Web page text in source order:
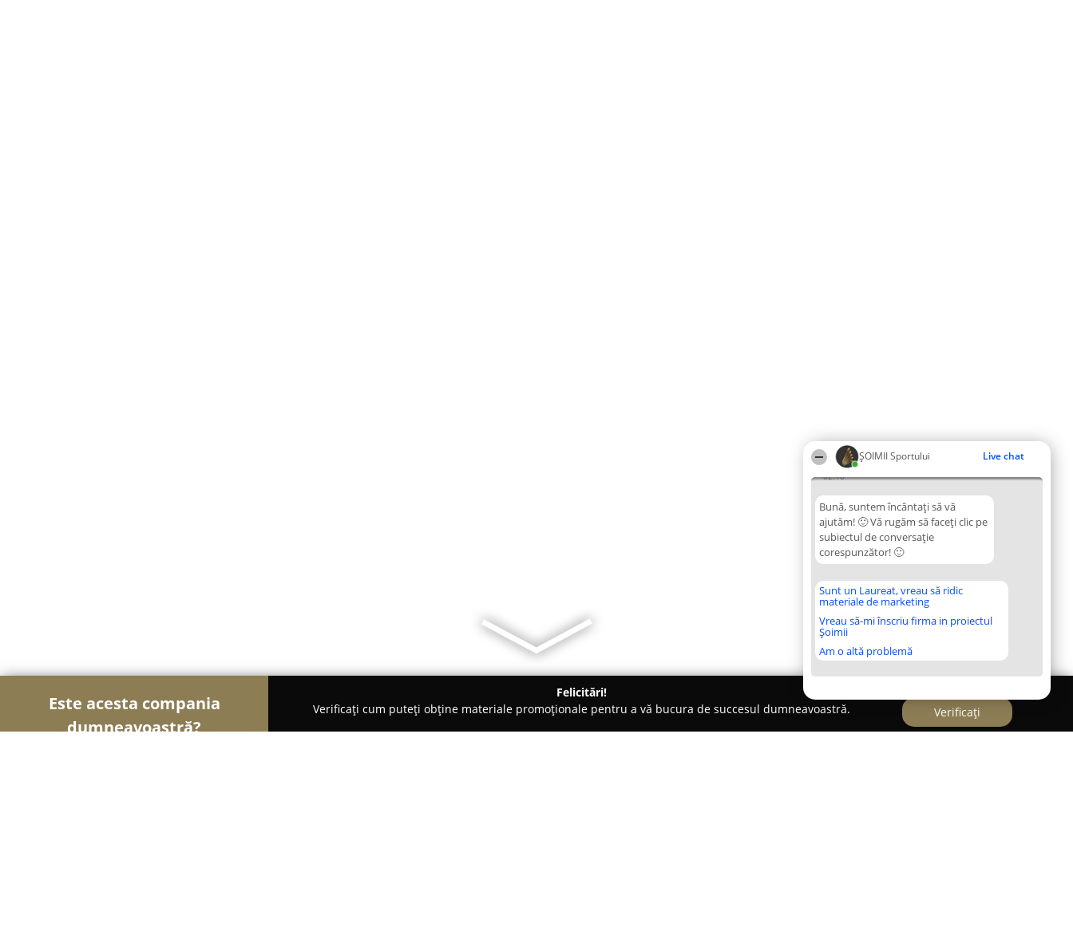
ȘOIMII Sportului Live chat
02:10
Bună, suntem încântați să vă
ajutăm! 🙂 Vă rugăm să faceți clic pe
subiectul de conversație
corespunzător! 🙂
Sunt un Laureat, vreau să ridic
materiale de marketing
Vreau să-mi înscriu firma in proiectul
Șoimii
Am o altă problemă
Este acesta compania
dumneavoastră?
Felicitări!
Verificați cum puteți obține materiale promoționale pentru a vă bucura de succesul dumneavoastră.
Verificați